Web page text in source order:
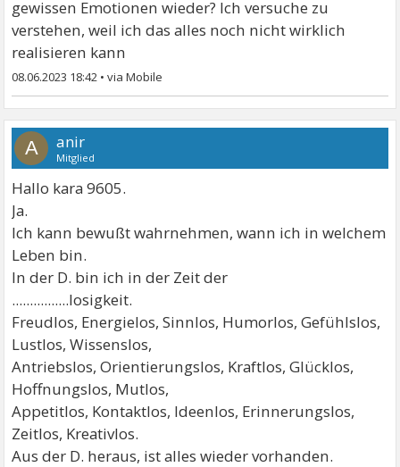
gewissen Emotionen wieder? Ich versuche zu
verstehen, weil ich das alles noch nicht wirklich
realisieren kann
08.06.2023 18:42 •
A anir
Mitglied
Hallo kara 9605.
Ja.
Ich kann bewußt wahrnehmen, wann ich in welchem
Leben bin.
In der D. bin ich in der Zeit der
................losigkeit.
Freudlos, Energielos, Sinnlos, Humorlos, Gefühlslos,
Lustlos, Wissenslos,
Antriebslos, Orientierungslos, Kraftlos, Glücklos,
Hoffnungslos, Mutlos,
Appetitlos, Kontaktlos, Ideenlos, Erinnerungslos,
Zeitlos, Kreativlos.
Aus der D. heraus, ist alles wieder vorhanden.